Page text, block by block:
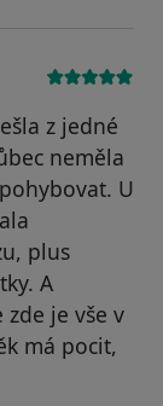
z jedné
neměla
U
plus
A
zde je vše v
má pocit,